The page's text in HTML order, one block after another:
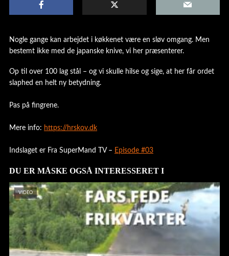
Nogle gange kan arbejdet i køkkenet være en sløv omgang. Men
bestemt ikke med de japanske knive, vi her præsenterer.
Op til over 100 lag stål – og vi skulle hilse og sige, at her får ordet
slaphed en helt ny betydning.
Pas på fingrene.
Mere info: https://hrskov.dk
Indslaget er Fra SuperMand TV – Episode #03
DU ER MÅSKE OGSÅ INTERESSERET I
VIDEO